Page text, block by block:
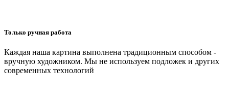
Только ручная работа
Каждая наша картина выполнена традиционным способом -
вручную художником. Мы не используем подложек и других
современных технологий